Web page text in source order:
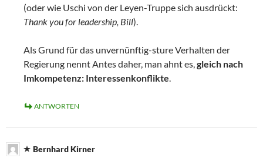
(oder wie Uschi von der Leyen-Truppe sich ausdrückt:
Thank you for leadership, Bill).
Als Grund für das unvernünftig-sture Verhalten der
Regierung nennt Antes daher, man ahnt es,gleich nach
Imkompetenz: Interessenkonflikte.
ANTWORTEN
Bernhard Kirner